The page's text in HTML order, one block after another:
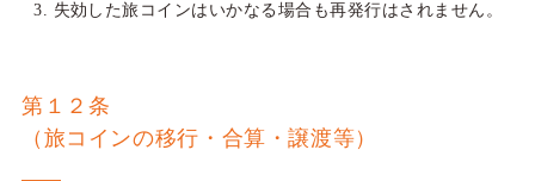
失効した旅コインはいかなる場合も再発行はされません。
第１２条
（旅コインの移行・合算・譲渡等）